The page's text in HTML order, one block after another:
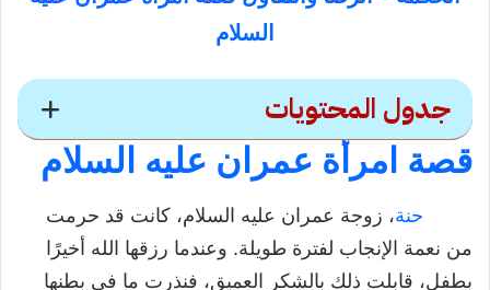
السلام
جدول المحتويات
الرضا والتفاؤل قصة امرأة
عمران عليه السلام
قصة امرأة عمران عليه السلام
قصة امرأة عمران عليه السلام
حنة، زوجة عمران عليه السلام، كانت قد حرمت
من نعمة الإنجاب لفترة طويلة. وعندما رزقها الله أخيرًا
بطفل، قابلت ذلك بالشكر العميق، فنذرت ما في بطنها